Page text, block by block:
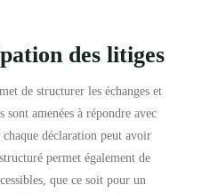
des litiges
de structurer les échanges et
amenées à répondre avec
déclaration peut avoir
permet également de
que ce soit pour un